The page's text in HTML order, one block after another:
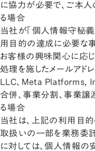
に協力が必要で、ご本
る場合
当社が「個人情報守秘義
用目的の達成に必要な
お客様の興味関心に応じ
処理を施したメールアド
LLC、Meta Platforms,
合併、事業分割、事業
る場合
当社は、上記の利用目
取扱いの一部を業務委託
に対しては、個人情報